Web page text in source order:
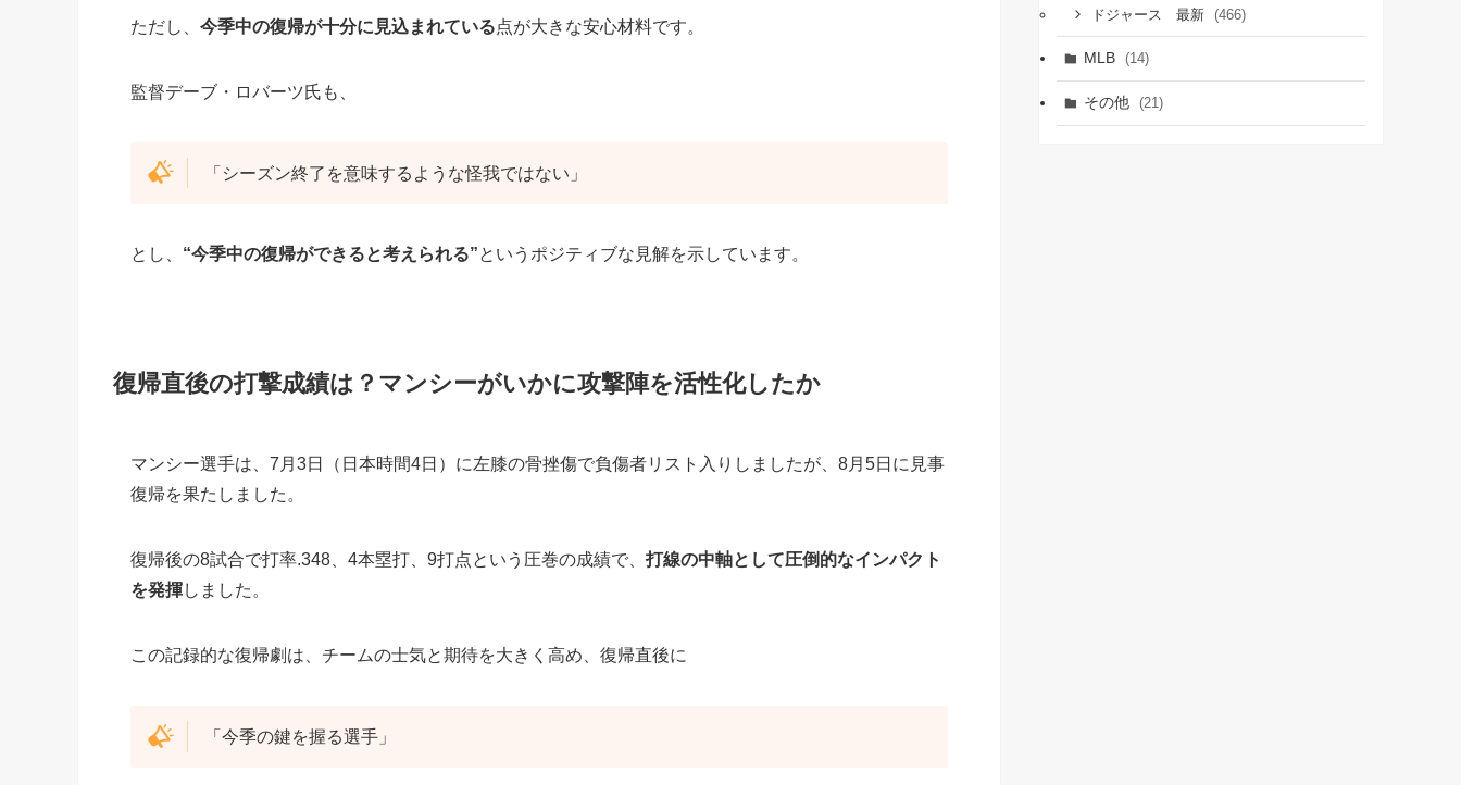
ただし、 今季中の復帰が十分に見込まれている点が大きな安心材料です。
監督デーブ・ロバーツ氏も、
「シーズン終了を意味するような怪我ではない」
とし、 “今季中の復帰ができると考えられる”というポジティブな見解を示しています。
復帰直後の打撃成績は？マンシーがいかに攻撃陣を活性化したか
マンシー選手は、7月3日（日本時間4日）に左膝の骨挫傷で負傷者リスト入りしましたが、8月5日に見事
復帰を果たしました。
復帰後の8試合で打率.348、4本塁打、9打点という圧巻の成績で、 打線の中軸として圧倒的なインパクト
を発揮しました。
この記録的な復帰劇は、チームの士気と期待を大きく高め、復帰直後に
「今季の鍵を握る選手」
ドジャース 最新 (466)
MLB (14)
その他 (21)